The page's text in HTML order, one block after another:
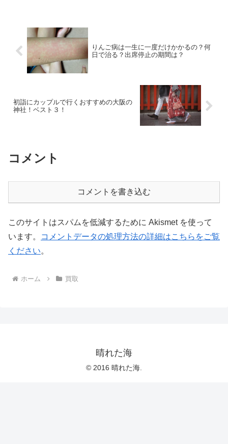
りんご病は一生に一度だけかかるの？何
日で治る？出席停止の期間は？
初詣にカップルで行くおすすめの大阪の
神社！ベスト３！
コメント
コメントを書き込む
このサイトはスパムを低減するために Akismet を使って
います。
コメントデータの処理方法の詳細はこちらをご覧
ください。
ホーム 買取
晴れた海
© 2016 晴れた海.